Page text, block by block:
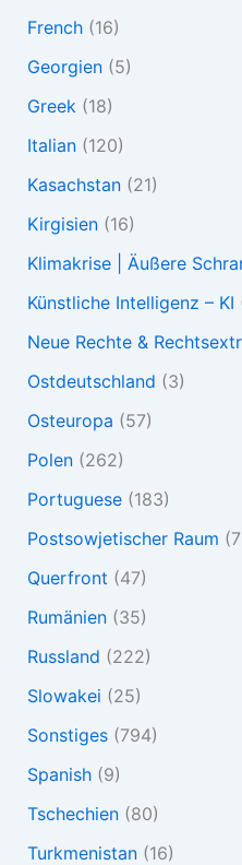
French(16)
Georgien(5)
Greek (18)
Italian(120)
Kasachstan(21)
Kirgisien(16)
Klimakrise | Äußere
Künstliche Intelligenz – KI
Neue Rechte &
Ostdeutschland (3)
Osteuropa (57)
Polen(262)
Portuguese(183)
Postsowjetischer Raum
Querfront (47)
Rumänien(35)
Russland (222)
Slowakei (25)
Sonstiges(794)
Spanish(9)
Tschechien(80)
Turkmenistan(16)